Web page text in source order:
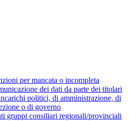
per mancata o incompleta
dei dati da parte dei titolari
politici, di amministrazione, di
o di governo
gruppi consiliari regionali/provinciali